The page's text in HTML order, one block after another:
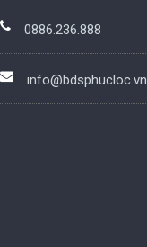
0886.236.888
info@bdsphucloc.vn